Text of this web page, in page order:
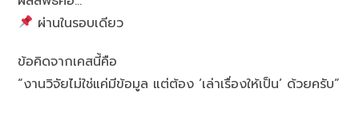
ผ่านในรอบเดียว
ข้อคิดจากเคสนี้คือ
“งานวิจัยไม่ใช่แค่มีข้อมูล แต่ต้อง ‘เล่าเรื่องให้เป็น’ ด้วยครับ”